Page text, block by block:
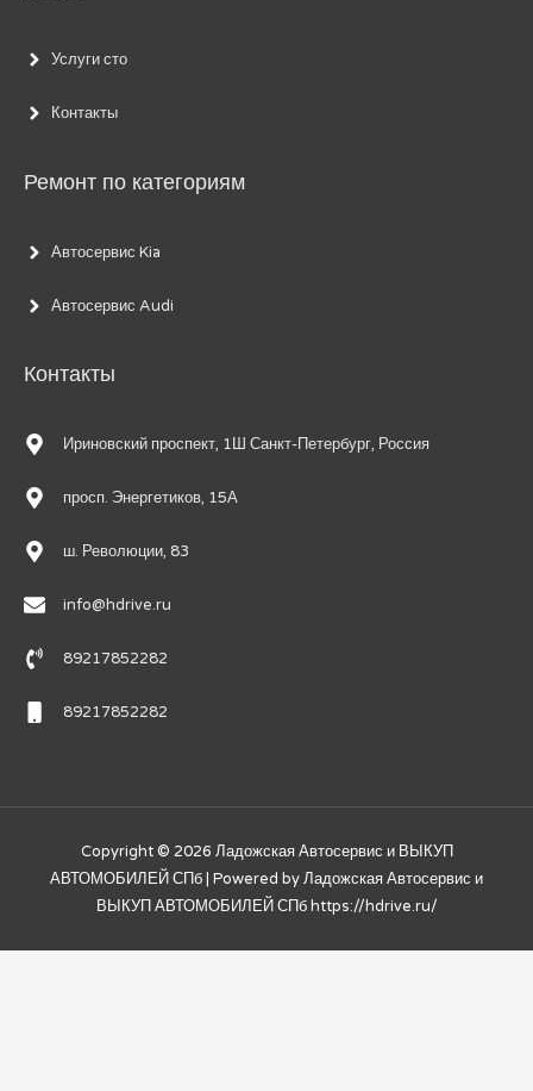
Услуги сто
Контакты
Ремонт по категориям
Автосервис Kia
Автосервис Audi
Контакты
Ириновский проспект, 1Ш Санкт-Петербург, Россия
просп. Энергетиков, 15А
ш. Революции, 83
info@hdrive.ru
89217852282
89217852282
Copyright © 2026 Ладожская Автосервис и ВЫКУП
АВТОМОБИЛЕЙ СПб| Powered byЛадожская Автосервис и
ВЫКУП АВТОМОБИЛЕЙ СПбhttps://hdrive.ru/